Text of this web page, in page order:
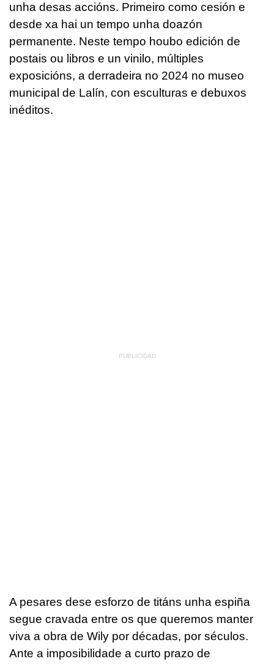
unha desas accións. Primeiro como cesión e
desde xa hai un tempo unha doazón
permanente. Neste tempo houbo edición de
postais ou libros e un vinilo, múltiples
exposicións, a derradeira no 2024 no museo
municipal de Lalín, con esculturas e debuxos
inéditos.
A pesares dese esforzo de titáns unha espiña
segue cravada entre os que queremos manter
viva a obra de Wily por décadas, por séculos.
Ante a imposibilidade a curto prazo de